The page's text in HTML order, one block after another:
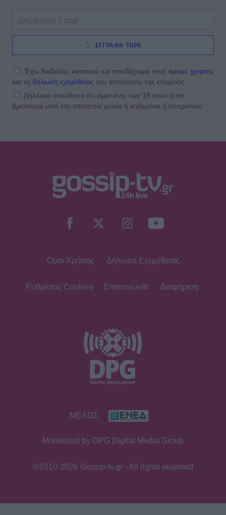
SHOWBIZ
Μαρία Κορινθίου: «Είμαι πιο
πια τόσο χορτασμένη»
SHOWBIZ
αξεπέραστο σύνολο
Νόμοι της καρδιάς - Η συνάντηση
INSIDE STORIES
σε στέκι παράνομου τζόγου στη
Η «άλλη» Νάουσα της Σταματίνας
Τσιμτσιλή! Παράδοση, πίστη και
ξεχωριστές στιγμές στην Πάρο
Γιώργος Παράσχος: Το χαμόγελο
δύναμης μέσα από το νοσοκομείο –
«Πάμε για νέα θεραπεία»
ΕΓΓΡΑΦΗ ΤΩΡΑ
Έχω διαβάσει, κατανοώ και αποδέχομαι τους όρους χρήσης
και τη δήλωση εχεμύθειας του ιστοτόπου της εταιρείας
Δηλώνω υπεύθυνα ότι είμαι άνω των 18 ετών ή ότι
βρίσκομαι υπό την εποπτεία γονέα ή κηδεμόνα ή επιτρόπου
Όροι Χρήσης Δήλωση Εχεμύθειας
Ρυθμίσεις Cookies Επικοινωνία Διαφήμιση
ΜΕΛΟΣ
Monetized by DPG Digital Media Group
©2010-2026 Gossip-tv.gr - All rights reserved